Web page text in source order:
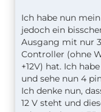
Ich habe nun
jedoch ein
Ausgang mit nur
Controller (ohne
+12V) hat. Ich
und sehe nun 4
Ich denke nun,
12 V steht und